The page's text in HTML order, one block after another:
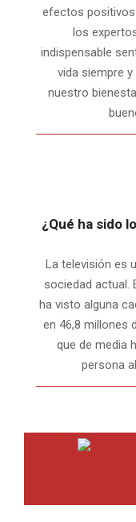
efectos positivos
los
indispensable
vida siempre
nuestro
¿Qué ha sido
La televisión es
sociedad actual.
ha visto alguna
en 46,8 millones
que de media
persona